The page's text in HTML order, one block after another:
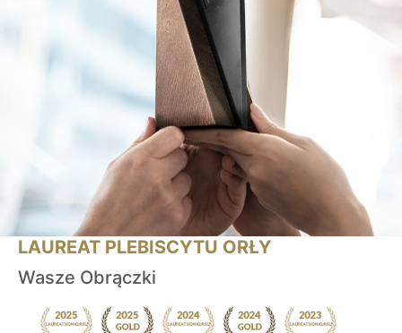
LAUREAT PLEBISCYTU ORŁY
Wasze Obrączki